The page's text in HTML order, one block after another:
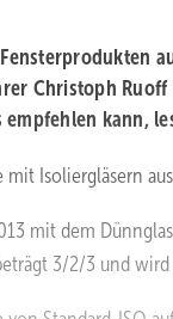
Christoph
kann,
Isoliergläsern
mit dem
3/2/3 und